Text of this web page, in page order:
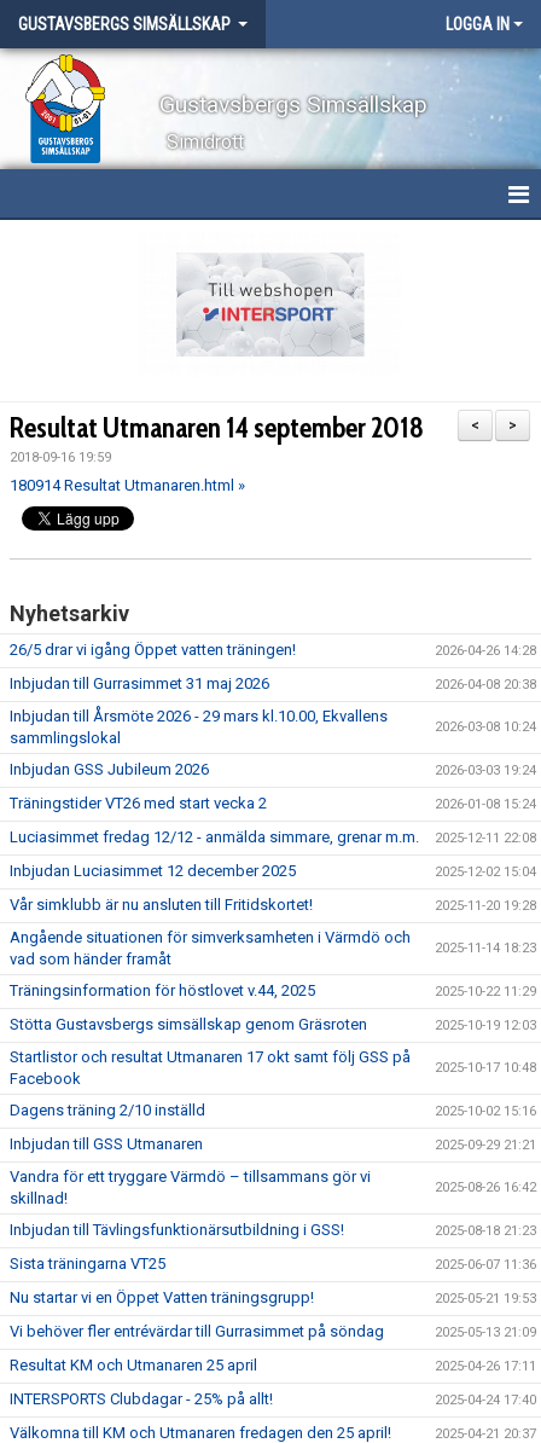
GUSTAVSBERGS SIMSÄLLSKAP LOGGA IN
Gustavsbergs Simsällskap
Simidrott
LÄGER
WEBBSHOP
TRÄNINGSAVGIFTER
>
<
Resultat Utmanaren 14 september 2018
2018-09-16 19:59
180914 Resultat Utmanaren.html »
Nyhetsarkiv
26/5 drar vi igång Öppet vatten träningen! 2026-04-26 14:28
Inbjudan till Gurrasimmet 31 maj 2026 2026-04-08 20:38
Inbjudan till Årsmöte 2026 - 29 mars kl.10.00, Ekvallens
sammlingslokal
2026-03-08 10:24
Inbjudan GSS Jubileum 2026 2026-03-03 19:24
Träningstider VT26 med start vecka 2 2026-01-08 15:24
Luciasimmet fredag 12/12 - anmälda simmare, grenar m.m. 2025-12-11 22:08
Inbjudan Luciasimmet 12 december 2025 2025-12-02 15:04
Vår simklubb är nu ansluten till Fritidskortet! 2025-11-20 19:28
Angående situationen för simverksamheten i Värmdö och
vad som händer framåt
2025-11-14 18:23
Träningsinformation för höstlovet v.44, 2025 2025-10-22 11:29
Stötta Gustavsbergs simsällskap genom Gräsroten 2025-10-19 12:03
Startlistor och resultat Utmanaren 17 okt samt följ GSS på
Facebook
2025-10-17 10:48
Dagens träning 2/10 inställd 2025-10-02 15:16
Inbjudan till GSS Utmanaren 2025-09-29 21:21
Vandra för ett tryggare Värmdö – tillsammans gör vi
skillnad!
2025-08-26 16:42
Inbjudan till Tävlingsfunktionärsutbildning i GSS! 2025-08-18 21:23
Sista träningarna VT25 2025-06-07 11:36
Nu startar vi en Öppet Vatten träningsgrupp! 2025-05-21 19:53
Vi behöver fler entrévärdar till Gurrasimmet på söndag 2025-05-13 21:09
Resultat KM och Utmanaren 25 april 2025-04-26 17:11
INTERSPORTS Clubdagar - 25% på allt! 2025-04-24 17:40
Välkomna till KM och Utmanaren fredagen den 25 april! 2025-04-21 20:37